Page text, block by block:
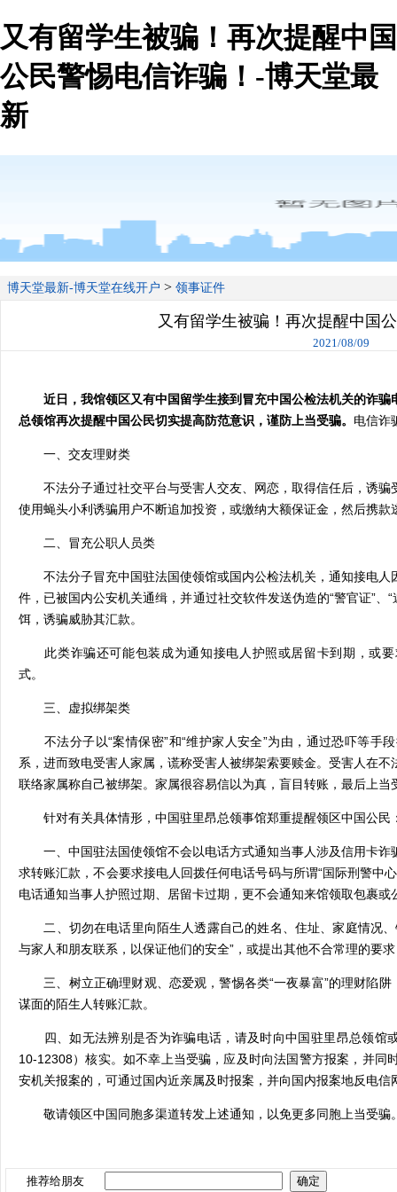
又有留学生被骗！再次提醒中国
公民警惕电信诈骗！-博天堂最
新
博天堂最新-博天堂在线开户 > 领事证件
又有留学生被骗！再次提醒中国
2021/08/09
近日 ，我馆领区又有中国留学生接到冒充中国公检法机关的诈骗
总领馆再次提醒中国公民切实提高防范意识，谨防上当受骗。 电信诈
一、交友理财类
不法分子通过社交平台与受害人交友、网恋，取得信任后，诱
使用蝇头小利诱骗用户不断追加投资，或缴纳大额保证金，然后携款
二、冒充公职人员类
不法分子冒充中国驻法国使领馆或国内公检法机关，通知接电
件，已被国内公安机关通缉，并通过社交软件发送伪造的“警官证”、
饵，诱骗威胁其汇款。
此类诈骗还可能包装成为通知接电人护照或居留卡到期，或
式。
三、虚拟绑架类
不法分子以“案情保密”和“维护家人安全”为由，通过恐吓等手
系，进而致电受害人家属，谎称受害人被绑架索要赎金。受害人在
联络家属称自己被绑架。家属很容易信以为真，盲目转账，最后上当
针对有关具体情形，中国驻里昂总领事馆郑重提醒领区中国公民
一、中国驻法国使领馆不会以电话方式通知当事人涉及信用卡
求转账汇款，不会要求接电人回拨任何电话号码与所谓“国际刑警中
电话通知当事人护照过期、居留卡过期，更不会通知来馆领取包裹或
二、切勿在电话里向陌生人透露自己的姓名、住址、家庭情况
与家人和朋友联系，以保证他们的安全”，或提出其他不合常理的要
三、树立正确理财观、恋爱观，警惕各类“一夜暴富”的理财陷
谋面的陌生人转账汇款。
四、如无法辨别是否为诈骗电话，请及时向中国驻里昂总领馆
10-12308）核实。如不幸上当受骗，应及时向法国警方报案，并同
安机关报案的，可通过国内近亲属及时报案，并向国内报案地反电信
敬请领区中国同胞多渠道转发上述通知，以免更多同胞上当受骗
推荐给朋友